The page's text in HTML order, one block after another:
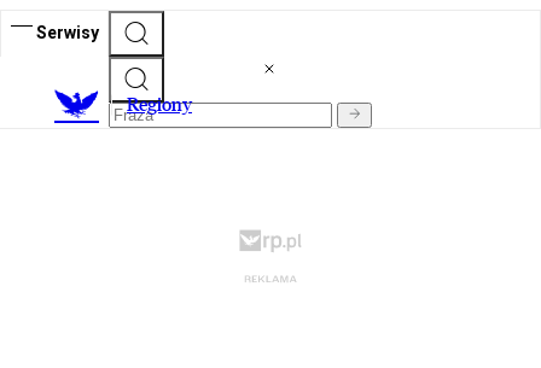
Serwisy
Regiony